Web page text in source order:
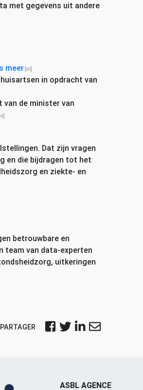
met gegevens uit andere
meer
in opdracht van
de minister van
Dat zijn vragen
en die bijdragen tot het
en ziekte- en
betrouwbare en
team van data-experten
uitkeringen
PARTAGER
ASBL AGENCE